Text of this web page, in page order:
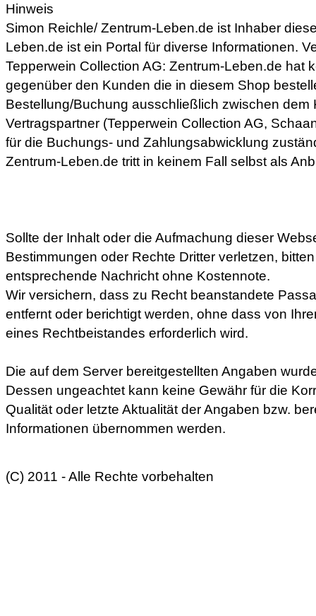
Hinweis
Simon Reichle/ Zentrum-Leben.de ist Inhaber
Leben.de ist ein Portal für diverse Informationen.
Tepperwein Collection AG: Zentrum-Leben.de hat
gegenüber den Kunden die in diesem Shop
Bestellung/Buchung ausschließlich zwischen dem
Vertragspartner (Tepperwein Collection AG,
für die Buchungs- und Zahlungsabwicklung
Zentrum-Leben.de tritt in keinem Fall selbst als
Sollte der Inhalt oder die Aufmachung dieser
Bestimmungen oder Rechte Dritter verletzen,
entsprechende Nachricht ohne Kostennote.
Wir versichern, dass zu Recht beanstandete
entfernt oder berichtigt werden, ohne dass von
eines Rechtbeistandes erforderlich wird.
Die auf dem Server bereitgestellten Angaben
Dessen ungeachtet kann keine Gewähr für die
Qualität oder letzte Aktualität der Angaben bzw.
Informationen übernommen werden.
(C) 2011 - Alle Rechte vorbehalten